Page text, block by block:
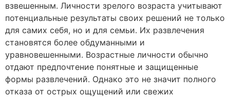
взвешенным. Личности зрелого возраста учитывают
потенциальные результаты своих решений не только
для самих себя, но и для семьи. Их развлечения
становятся более обдуманными и
уравновешенными. Возрастные личности обычно
отдают предпочтение понятные и защищенные
формы развлечений. Однако это не значит полного
отказа от острых ощущений или свежих